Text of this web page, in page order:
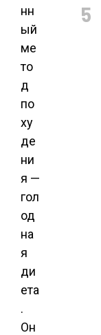
нн
ый
ме
то
д
по
ху
де
ни
я —
гол
од
на
я
ди
ета
.
Он